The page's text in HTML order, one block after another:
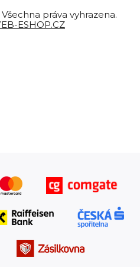
práva vyhrazena.
ESHOP.CZ